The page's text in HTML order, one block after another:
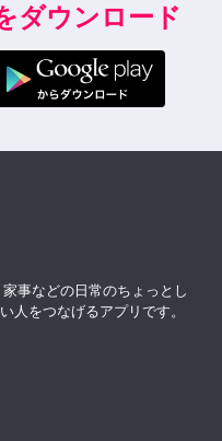
ダウンロード
事などの日常のちょっとし
人をつなげるアプリです。